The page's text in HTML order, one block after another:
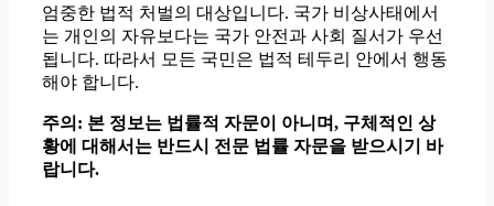
엄중한 법적 처벌의 대상입니다. 국가 비상사태에서
는 개인의 자유보다는 국가 안전과 사회 질서가 우선
됩니다. 따라서 모든 국민은 법적 테두리 안에서 행동
해야 합니다.
주의: 본 정보는 법률적 자문이 아니며, 구체적인 상
황에 대해서는 반드시 전문 법률 자문을 받으시기 바
랍니다.